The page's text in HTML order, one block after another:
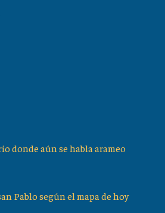
donde aún se habla arameo
Pablo según el mapa de hoy